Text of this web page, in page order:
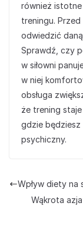
również
treningu. Przed
odwiedzić
Sprawdź, czy
w siłowni
w niej
obsługa
że trening
gdzie będziesz
psychiczny.
Wpływ diety na
Wąkrota